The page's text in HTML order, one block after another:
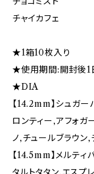
チャイカフェ
★1箱10枚入り
★使用期間:開封後1
★DIA
【14.2mm】シュガ
ロンティー,アフォガ
ノ,チュールブラウン,
【14.5mm】メルテ